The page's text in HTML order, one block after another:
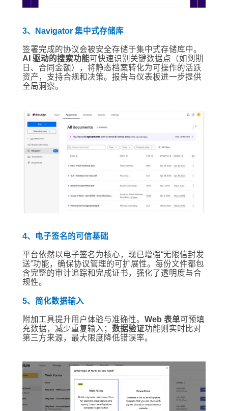
3、Navigator 集中式存储库
签署完成的协议会被安全存储于集中式存储库中。
AI 驱动的搜索功能可快速识别关键数据点（如到期
日、合同金额），将静态档案转化为可操作的活跃
资产，支持合规和决策。报告与仪表板进一步提供
全局洞察。
4、电子签名的可信基础
平台依然以电子签名为核心，现已增强“无限信封发
送”功能，确保协议管理的可扩展性。每份文件都包
含完整的审计追踪和完成证书，强化了透明度与合
规性。
5、简化数据输入
附加工具提升用户体验与准确性。 Web 表单可预填
充数据，减少重复输入； 数据验证功能则实时比对
第三方来源，最大限度降低错误率。